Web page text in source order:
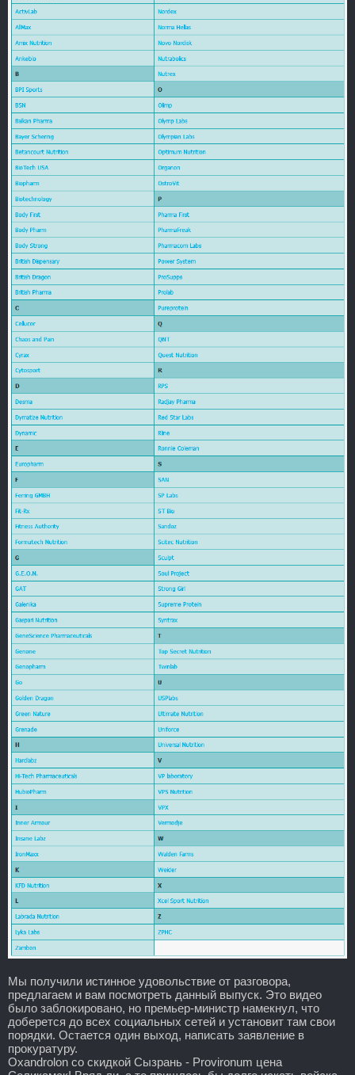
Мы получили истинное удовольствие от разговора,
предлагаем и вам посмотреть данный выпуск. Это видео
было заблокировано, но премьер-министр намекнул, что
доберется до всех социальных сетей и установит там свои
порядки. Остается один выход, написать заявление в
прокуратуру.
Oxandrolon со скидкой Сызрань - Provironum цена